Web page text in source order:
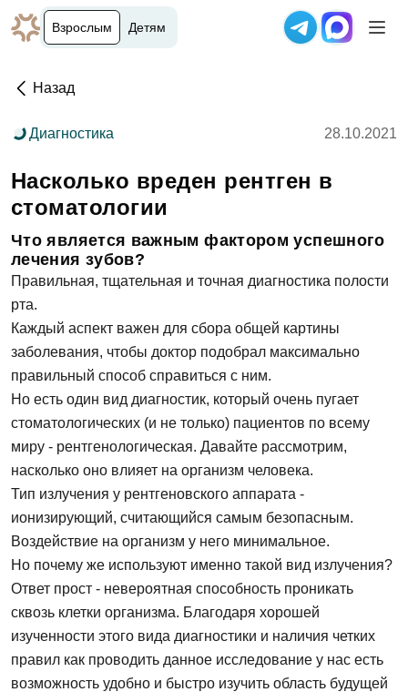
Взрослым Детям
Назад
Диагностика 28.10.2021
Насколько вреден рентген в
стоматологии
Что является важным фактором успешного
лечения зубов?
Правильная, тщательная и точная диагностика полости
рта.
Каждый аспект важен для сбора общей картины
заболевания, чтобы доктор подобрал максимально
правильный способ справиться с ним.
Но есть один вид диагностик, который очень пугает
стоматологических (и не только) пациентов по всему
миру - рентгенологическая. Давайте рассмотрим,
насколько оно влияет на организм человека.
Тип излучения у рентгеновского аппарата -
ионизирующий, считающийся самым безопасным.
Воздействие на организм у него минимальное.
Но почему же используют именно такой вид излучения?
Ответ прост - невероятная способность проникать
сквозь клетки организма. Благодаря хорошей
изученности этого вида диагностики и наличия четких
правил как проводить данное исследование у нас есть
возможность удобно и быстро изучить область будущей